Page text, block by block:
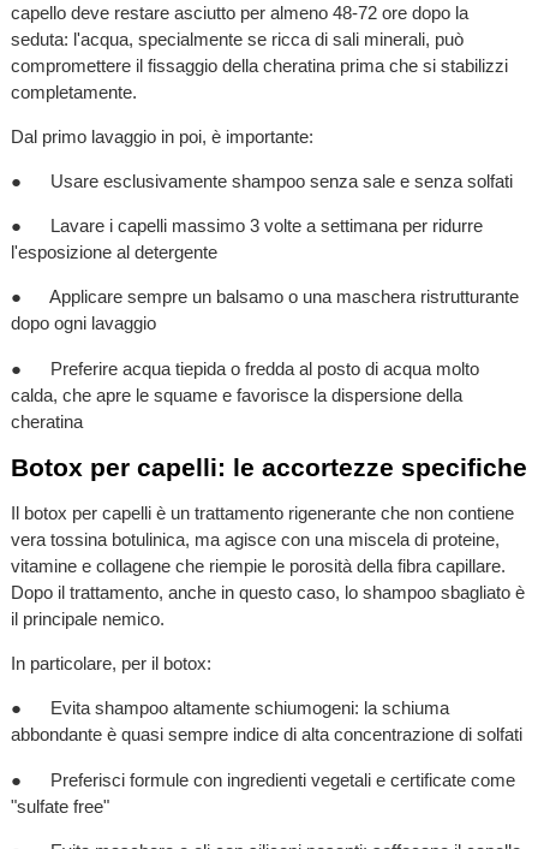
capello deve restare asciutto per almeno 48-72 ore dopo la
seduta: l'acqua, specialmente se ricca di sali minerali, può
compromettere il fissaggio della cheratina prima che si stabilizzi
completamente.
Dal primo lavaggio in poi, è importante:
● Usare esclusivamente shampoo senza sale e senza solfati
● Lavare i capelli massimo 3 volte a settimana per ridurre
l'esposizione al detergente
● Applicare sempre un balsamo o una maschera ristrutturante
dopo ogni lavaggio
● Preferire acqua tiepida o fredda al posto di acqua molto
calda, che apre le squame e favorisce la dispersione della
cheratina
Botox per capelli: le accortezze specifiche
Il botox per capelli è un trattamento rigenerante che non contiene
vera tossina botulinica, ma agisce con una miscela di proteine,
vitamine e collagene che riempie le porosità della fibra capillare.
Dopo il trattamento, anche in questo caso, lo shampoo sbagliato è
il principale nemico.
In particolare, per il botox:
● Evita shampoo altamente schiumogeni: la schiuma
abbondante è quasi sempre indice di alta concentrazione di solfati
● Preferisci formule con ingredienti vegetali e certificate come
"sulfate free"